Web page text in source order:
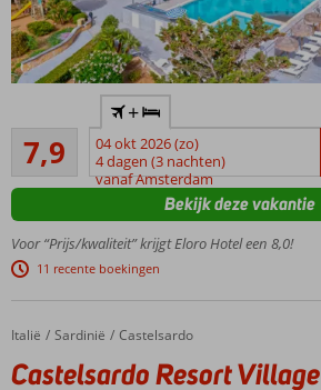
Direct aan
zandstrand
Leuke
activiteiten
Maar liefst 7
bezienswaardigheden
Op basis
van All
7,9
504
beoordelingen
+
04 okt 2026 (zo)
4 dagen (3 nachten)
vanaf Amsterdam
Voor “Prijs/kwaliteit” krijgt Eloro Hotel een 8,0!
11 recente boekingen
Bekijk deze vakantie
Home
Italië Sardinië Castelsardo
Castelsardo Resort Village
Castelsardo Resort Village